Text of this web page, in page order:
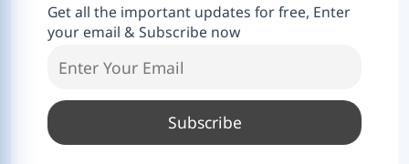
Get all the important updates for free, Enter
your email & Subscribe now